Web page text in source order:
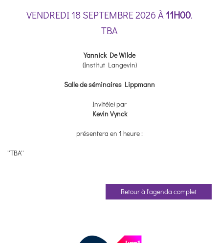
VENDREDI 18 SEPTEMBRE 2026 À11H00.
TBA
Yannick De Wilde
(Institut Langevin)
Salle de séminaires Lippmann
Invité(e) par
Kevin Vynck
présentera en 1 heure :
''TBA''
Retour à l'agenda complet